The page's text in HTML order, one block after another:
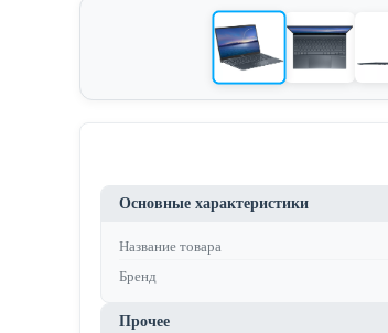
Основные характеристики
Название товара
Бренд
Прочее